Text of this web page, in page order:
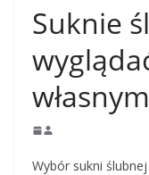
Suknie
Wybór sukni